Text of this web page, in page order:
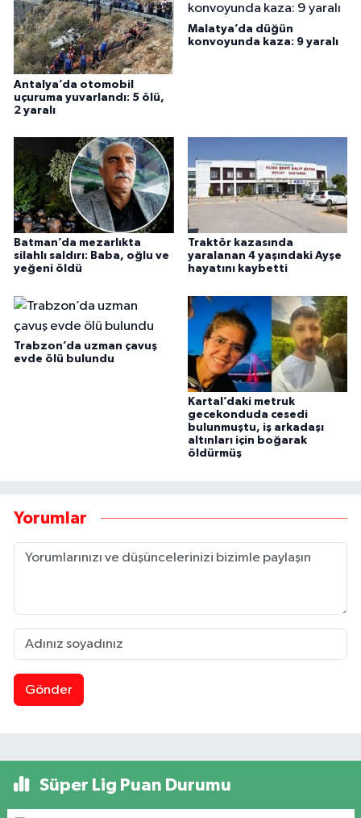
Antalya’da otomobil
uçuruma yuvarlandı: 5 ölü,
2 yaralı
Malatya’da düğün
konvoyunda kaza: 9 yaralı
Batman’da mezarlıkta
silahlı saldırı: Baba, oğlu ve
yeğeni öldü
Traktör kazasında
yaralanan 4 yaşındaki Ayşe
hayatını kaybetti
Trabzon’da uzman çavuş
evde ölü bulundu
Kartal’daki metruk
gecekonduda cesedi
bulunmuştu, iş arkadaşı
altınları için boğarak
öldürmüş
Yorumlar
Gönder
Süper Lig Puan Durumu